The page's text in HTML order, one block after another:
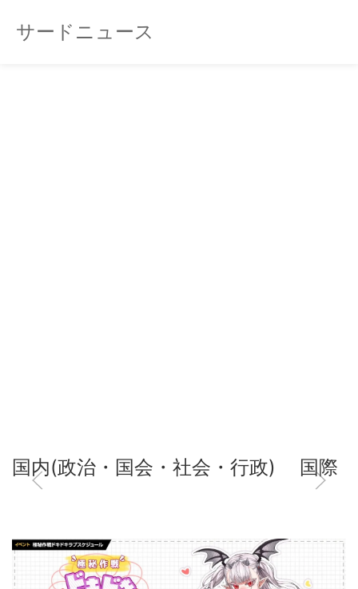
サードニュース
国内(政治・国会・社会・行政) 国際